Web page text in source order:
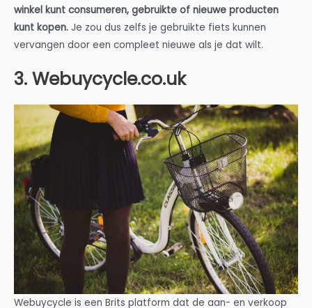
winkel kunt consumeren, gebruikte of nieuwe producten
kunt kopen. Je zou dus zelfs je gebruikte fiets kunnen
vervangen door een compleet nieuwe als je dat wilt.
3. Webuycycle.co.uk
Webuycycle is een Brits platform dat de aan- en verkoop